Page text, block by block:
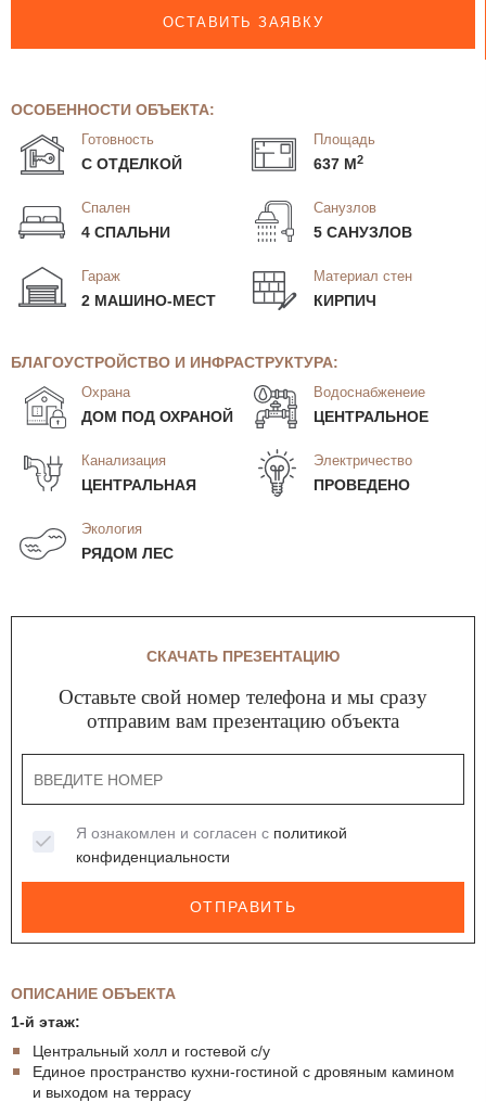
ОСТАВИТЬ ЗАЯВКУ
ОСОБЕННОСТИ ОБЪЕКТА:
Готовность
С ОТДЕЛКОЙ
Площадь
637 М2
Спален
4 СПАЛЬНИ
Санузлов
5 САНУЗЛОВ
Гараж
2 МАШИНО-МЕСТ
Материал стен
КИРПИЧ
БЛАГОУСТРОЙСТВО И ИНФРАСТРУКТУРА:
Охрана
ДОМ ПОД ОХРАНОЙ
Водоснабженеие
ЦЕНТРАЛЬНОЕ
Канализация
ЦЕНТРАЛЬНАЯ
Электричество
ПРОВЕДЕНО
Экология
РЯДОМ ЛЕС
ОПИСАНИЕ ОБЪЕКТА
1-й этаж:
Центральный холл и гостевой с/у
Единое пространство кухни-гостиной с дровяным камином
и выходом на террасу
СКАЧАТЬ ПРЕЗЕНТАЦИЮ
Оставьте свой номер телефона и мы сразу
отправим вам презентацию объекта
Я ознакомлен и согласен с политикой
конфиденциальности
ОТПРАВИТЬ